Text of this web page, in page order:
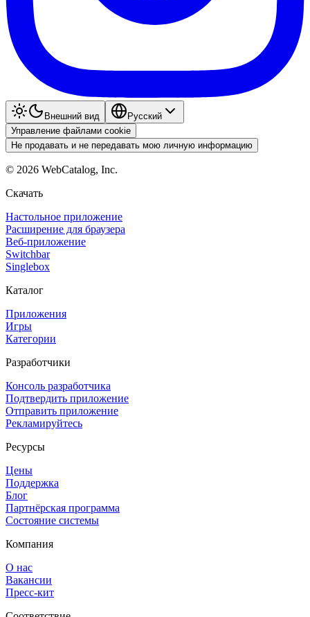
Внешний вид
Pyccкий
Управление файлами cookie
Не продавать и не передавать мою личную информацию
© 2026 WebCatalog, Inc.
Скачать
Настольное приложение
Расширение для браузера
Веб-приложение
Switchbar
Singlebox
Каталог
Приложения
Игры
Категории
Разработчики
Консоль разработчика
Подтвердить приложение
Отправить приложение
Рекламируйтесь
Ресурсы
Цены
Поддержка
Блог
Партнёрская программа
Состояние системы
Компания
О нас
Вакансии
Пресс-кит